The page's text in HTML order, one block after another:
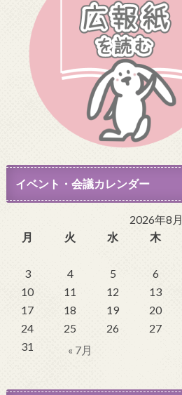
イベント・会議カレンダー
2026年8月
月
火 水 木
3
4 5 6
10
11 12 13
17
18 19 20
24
25 26 27
31
« 7月